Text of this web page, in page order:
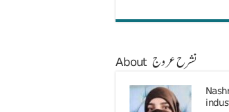
About نشرح عروج